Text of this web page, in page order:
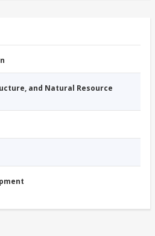
and Natural Resource